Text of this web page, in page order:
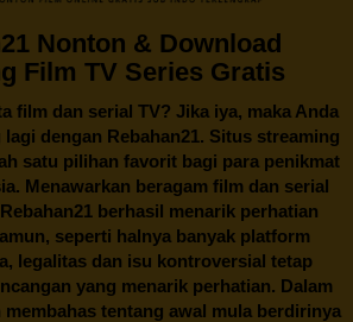
Nonton & Download
Film TV Series Gratis
film dan serial TV? Jika iya, maka Anda
dengan Rebahan21. Situs streaming
satu pilihan favorit bagi para penikmat
Menawarkan beragam film dan serial
Rebahan21berhasil menarik perhatian
seperti halnya banyak platform
legalitas dan isu kontroversial tetap
yang menarik perhatian. Dalam
tentang awal mula berdirinya